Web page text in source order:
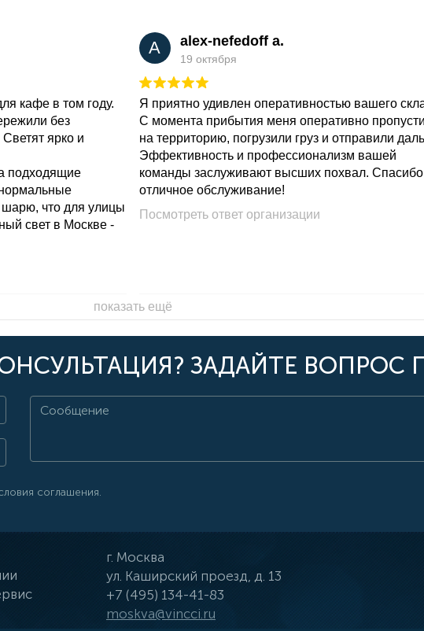
кафе в том году.
без
ярко и
подходящие
шарю, что для улицы
свет в Москве -
A alex-nefedoff a.
19 октября
Я приятно удивлен оперативностью вашего
С момента прибытия меня оперативно
на территорию, погрузили груз и отправили
Эффективность и профессионализм вашей
команды заслуживают высших похвал. Спасибо
отличное обслуживание!
Посмотреть ответ организации
показать ещё
ЗАДАЙТЕ ВОПРОС
соглашения.
г. Москва
ул. Каширский проезд, д. 13
+7 (495) 134-41-83
moskva@vincci.ru